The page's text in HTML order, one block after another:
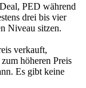
PED während
drei bis vier
Niveau sitzen.
verkauft,
höheren Preis
Es gibt keine